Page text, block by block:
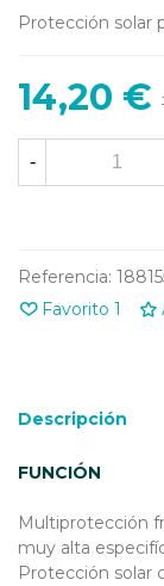
Protección solar
14,20 €
-
Referencia:
Favorito 1
Descripción
FUNCIÓN
Multiprotección
muy alta
Protección solar